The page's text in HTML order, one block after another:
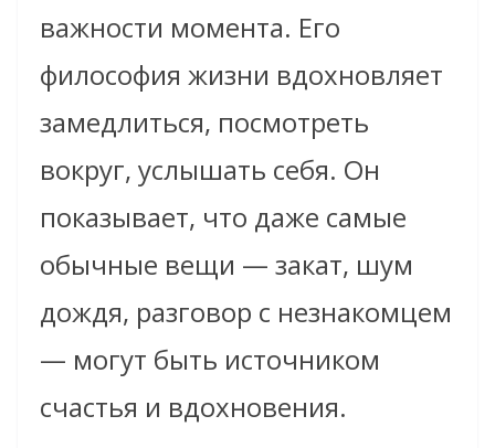
важности момента. Его
философия жизни вдохновляет
замедлиться, посмотреть
вокруг, услышать себя. Он
показывает, что даже самые
обычные вещи — закат, шум
дождя, разговор с незнакомцем
— могут быть источником
счастья и вдохновения.